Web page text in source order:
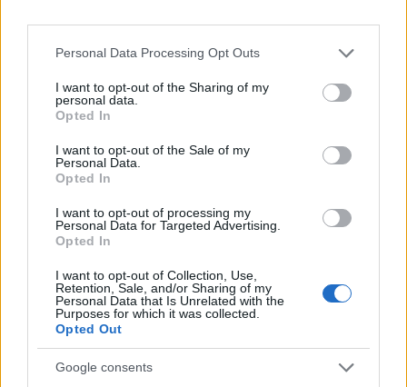
Personal Data Processing Opt Outs
I want to opt-out of the Sharing of my
personal data.
Opted In
I want to opt-out of the Sale of my
Personal Data.
Opted In
I want to opt-out of processing my
Personal Data for Targeted Advertising.
Opted In
I want to opt-out of Collection, Use,
Retention, Sale, and/or Sharing of my
Personal Data that Is Unrelated with the
Purposes for which it was collected.
Opted Out
Google consents
#ljubav #očekivanja